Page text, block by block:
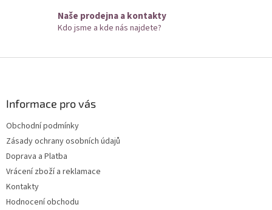
p
i
s
Naše prodejna a kontakty
Kdo jsme a kde nás najdete?
Informace pro vás
Obchodní podmínky
Zásady ochrany osobních údajů
Doprava a Platba
Vrácení zboží a reklamace
Kontakty
Hodnocení obchodu